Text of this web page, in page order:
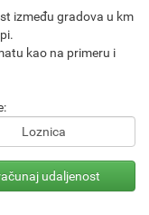
između gradova u km
kao na primeru i